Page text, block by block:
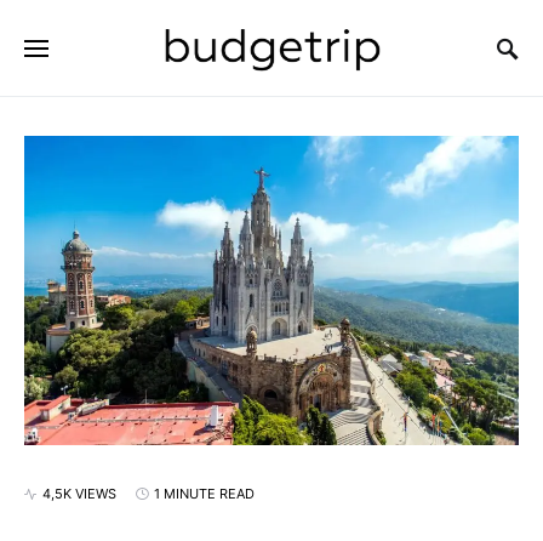
4,5K VIEWS 1 MINUTE READ